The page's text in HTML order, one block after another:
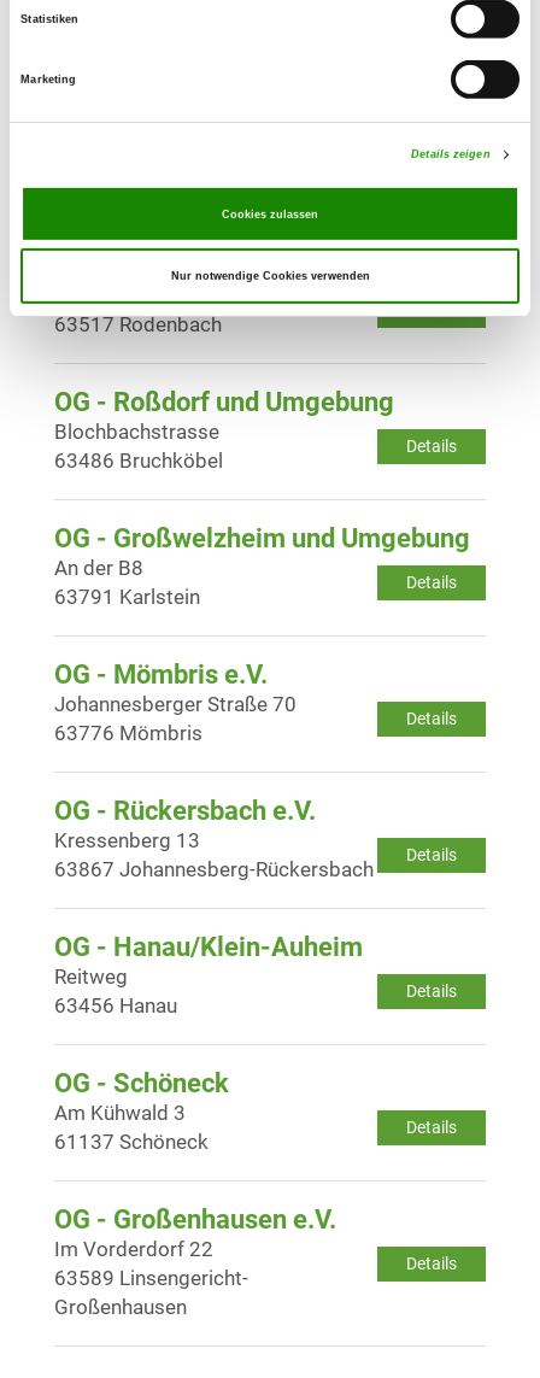
Statistiken
Marketing
Details zeigen
Cookies zulassen
Nur notwendige Cookies verwenden
Details
An der Klingenstr.
OG - Reichelsheim/Wetterau e.V.
61203 Reichelsheim/Wetterau
OG - Rodenbach 1
Details
Am Waldstadion 15
63517 Rodenbach
OG - Roßdorf und Umgebung
Details
Blochbachstrasse
63486 Bruchköbel
OG - Großwelzheim und Umgebung
Details
An der B8
63791 Karlstein
OG - Mömbris e.V.
Details
Johannesberger Straße 70
63776 Mömbris
OG - Rückersbach e.V.
Details
Kressenberg 13
63867 Johannesberg-Rückersbach
OG - Hanau/Klein-Auheim
Details
Reitweg
63456 Hanau
OG - Schöneck
Details
Am Kühwald 3
61137 Schöneck
OG - Großenhausen e.V.
Details
Im Vorderdorf 22
63589 Linsengericht-
Großenhausen